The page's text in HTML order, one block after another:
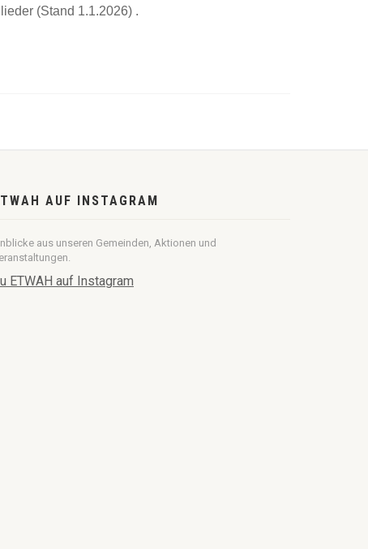
(Stand 1.1.2026) .
AUF INSTAGRAM
aus unseren Gemeinden, Aktionen und
ETWAH auf Instagram